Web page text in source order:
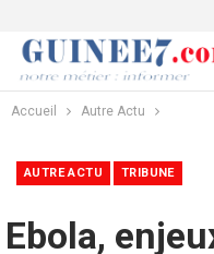
Accueil Autre Actu
AUTRE ACTU TRIBUNE
Ebola,